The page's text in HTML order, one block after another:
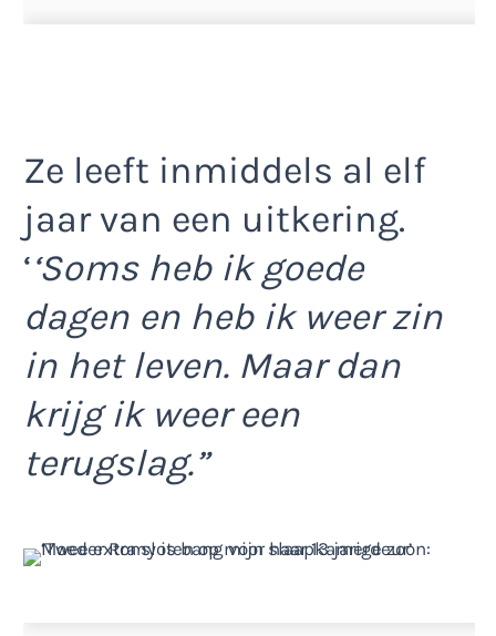
Ze leeft inmiddels al elf
jaar van een uitkering.
‘‘Soms heb ik goede
dagen en heb ik weer zin
in het leven. Maar dan
krijg ik weer een
terugslag.”